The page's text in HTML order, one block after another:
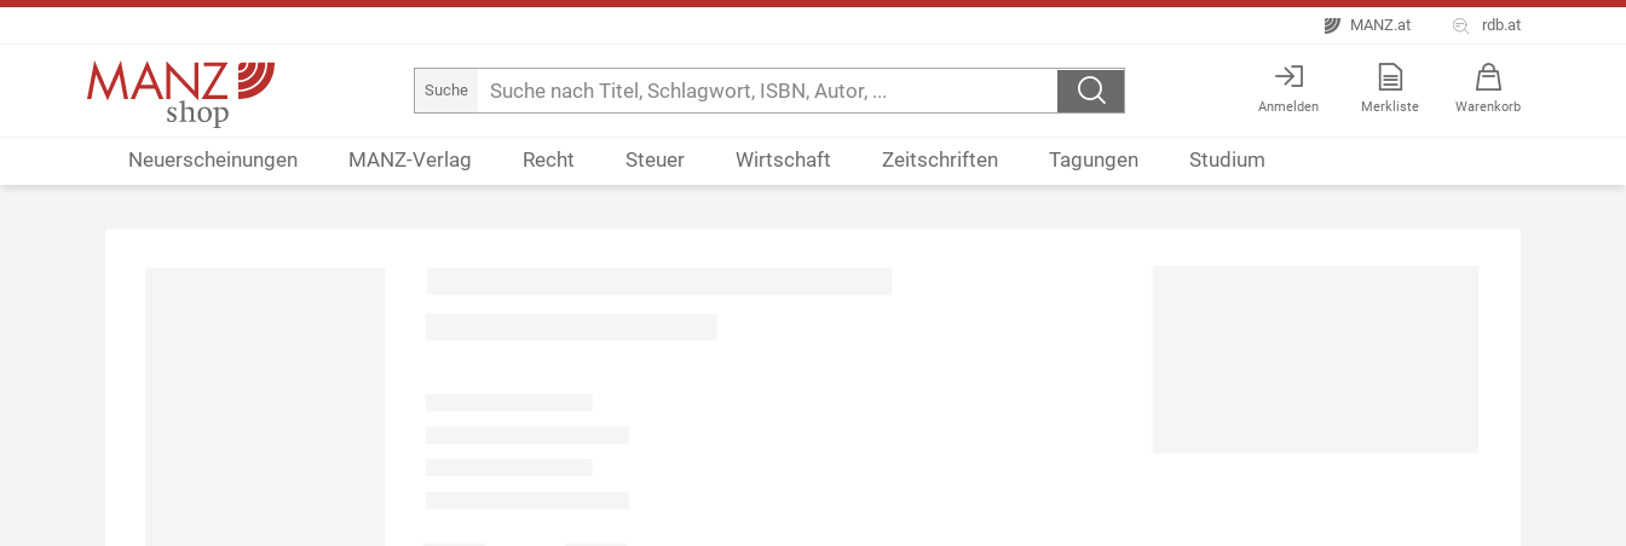
MANZ.at rdb.at
Suche
Anmelden Merkliste Warenkorb
Neuerscheinungen MANZ-Verlag Recht Steuer Wirtschaft Zeitschriften Tagungen Studium